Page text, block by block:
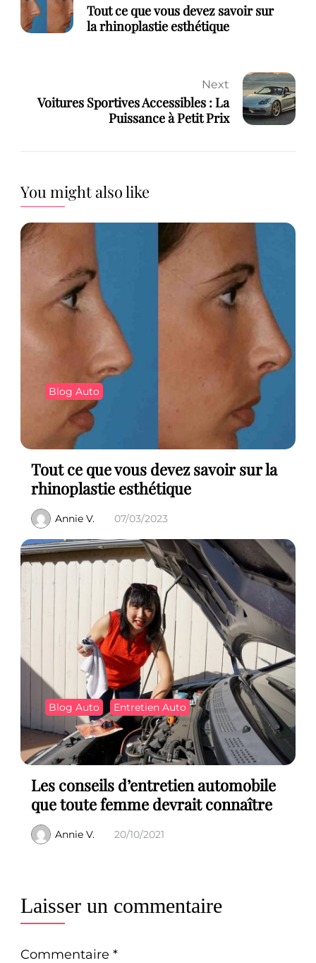
Tout ce que vous devez savoir sur
la rhinoplastie esthétique
Next
Voitures Sportives Accessibles : La
Puissance à Petit Prix
You might also like
Blog Auto
Tout ce que vous devez savoir sur la
rhinoplastie esthétique
Annie V. 07/03/2023
Blog Auto Entretien Auto
Les conseils d’entretien automobile
que toute femme devrait connaître
Annie V. 20/10/2021
Laisser un commentaire
Commentaire *